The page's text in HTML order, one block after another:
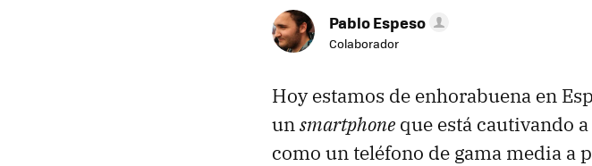
Pablo Espeso
Colaborador
Hoy estamos de enhorabuena en
unsmartphone que está cautivando
como un teléfono de gama media a